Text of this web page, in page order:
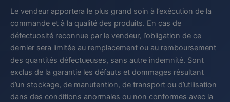
Le vendeur apportera le plus grand soin à l’exécution de la
commande et à la qualité des produits. En cas de
défectuosité reconnue par le vendeur, l’obligation de ce
dernier sera limitée au remplacement ou au remboursement
des quantités défectueuses, sans autre indemnité. Sont
exclus de la garantie les défauts et dommages résultant
d’un stockage, de manutention, de transport ou d’utilisation
dans des conditions anormales ou non conformes avec la